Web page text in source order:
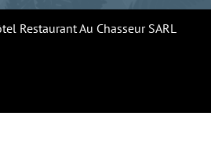
Restaurant Au Chasseur SARL